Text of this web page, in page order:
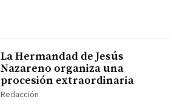
La Hermandad de Jesús
Nazareno organiza una
procesión extraordinaria
Redacción